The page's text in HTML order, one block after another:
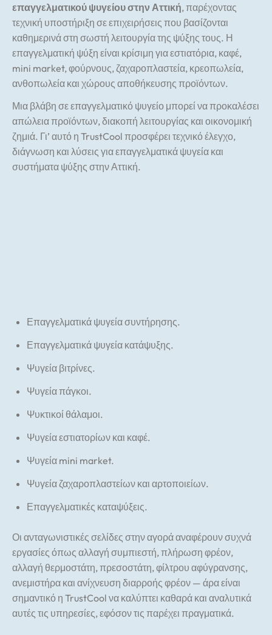
επαγγελματικού ψυγείου στην Αττική, παρέχοντας
τεχνική υποστήριξη σε επιχειρήσεις που βασίζονται
καθημερινά στη σωστή λειτουργία της ψύξης τους. Η
επαγγελματική ψύξη είναι κρίσιμη για εστιατόρια, καφέ,
mini market, φούρνους, ζαχαροπλαστεία, κρεοπωλεία,
ανθοπωλεία και χώρους αποθήκευσης προϊόντων.
Μια βλάβη σε επαγγελματικό ψυγείο μπορεί να προκαλέσει
απώλεια προϊόντων, διακοπή λειτουργίας και οικονομική
ζημιά. Γι’ αυτό η TrustCool προσφέρει τεχνικό έλεγχο,
διάγνωση και λύσεις για επαγγελματικά ψυγεία και
συστήματα ψύξης στην Αττική.
Επαγγελματικά ψυγεία συντήρησης.
Επαγγελματικά ψυγεία κατάψυξης.
Ψυγεία βιτρίνες.
Ψυγεία πάγκοι.
Ψυκτικοί θάλαμοι.
Ψυγεία εστιατορίων και καφέ.
Ψυγεία mini market.
Ψυγεία ζαχαροπλαστείων και αρτοποιείων.
Επαγγελματικές καταψύξεις.
Οι ανταγωνιστικές σελίδες στην αγορά αναφέρουν συχνά
εργασίες όπως αλλαγή συμπιεστή, πλήρωση φρέον,
αλλαγή θερμοστάτη, πρεσοστάτη, φίλτρου αφύγρανσης,
ανεμιστήρα και ανίχνευση διαρροής φρέον — άρα είναι
σημαντικό η TrustCool να καλύπτει καθαρά και αναλυτικά
αυτές τις υπηρεσίες, εφόσον τις παρέχει πραγματικά.